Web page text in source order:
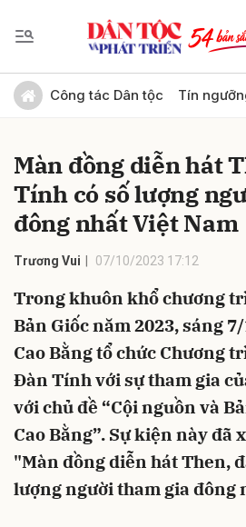
Công tác Dân tộc Tín
Màn đồng diễn hát
Tính có số lượng
đông nhất Việt Nam
Trương Vui 07/10/2023 17:12
Trong khuôn khổ chương
Bản Giốc năm 2023, sáng
Cao Bằng tổ chức Chương
Đàn Tính với sự tham gia
với chủ đề “Cội nguồn và
Cao Bằng”. Sự kiện này đã
"Màn đồng diễn hát Then,
lượng người tham gia đông
Gửi bình luận